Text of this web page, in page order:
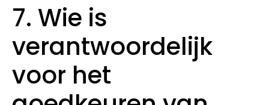
7. Wie is
verantwoordelijk
voor het